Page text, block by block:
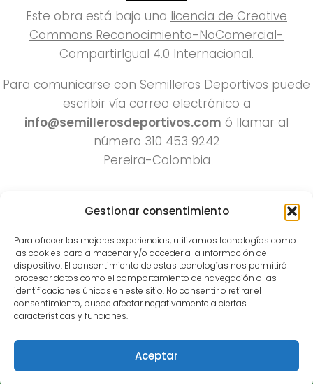
Gestionar consentimiento
Para ofrecer las mejores experiencias, utilizamos tecnologías como
las cookies para almacenar y/o acceder a la información del
dispositivo. El consentimiento de estas tecnologías nos permitirá
procesar datos como el comportamiento de navegación o las
identificaciones únicas en este sitio. No consentir o retirar el
consentimiento, puede afectar negativamente a ciertas
características y funciones.
Aceptar
Este obra está bajo una licencia de Creative
Commons Reconocimiento-NoComercial-
CompartirIgual 4.0 Internacional.
Para comunicarse con Semilleros Deportivos puede
escribir vía correo electrónico a
info@semillerosdeportivos.com ó llamar al
número 310 453 9242
Pereira-Colombia
Todos los derechos reservados 2022.
Funciona con - Diseñado con el